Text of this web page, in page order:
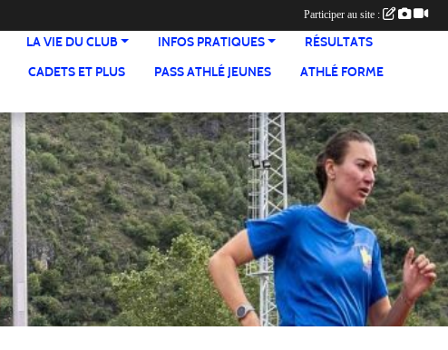
LA VIE DU CLUB INFOS PRATIQUES
RÉSULTATS
CADETS ET PLUS PASS ATHLÉ JEUNES
ATHLÉ FORME
Participer au site :